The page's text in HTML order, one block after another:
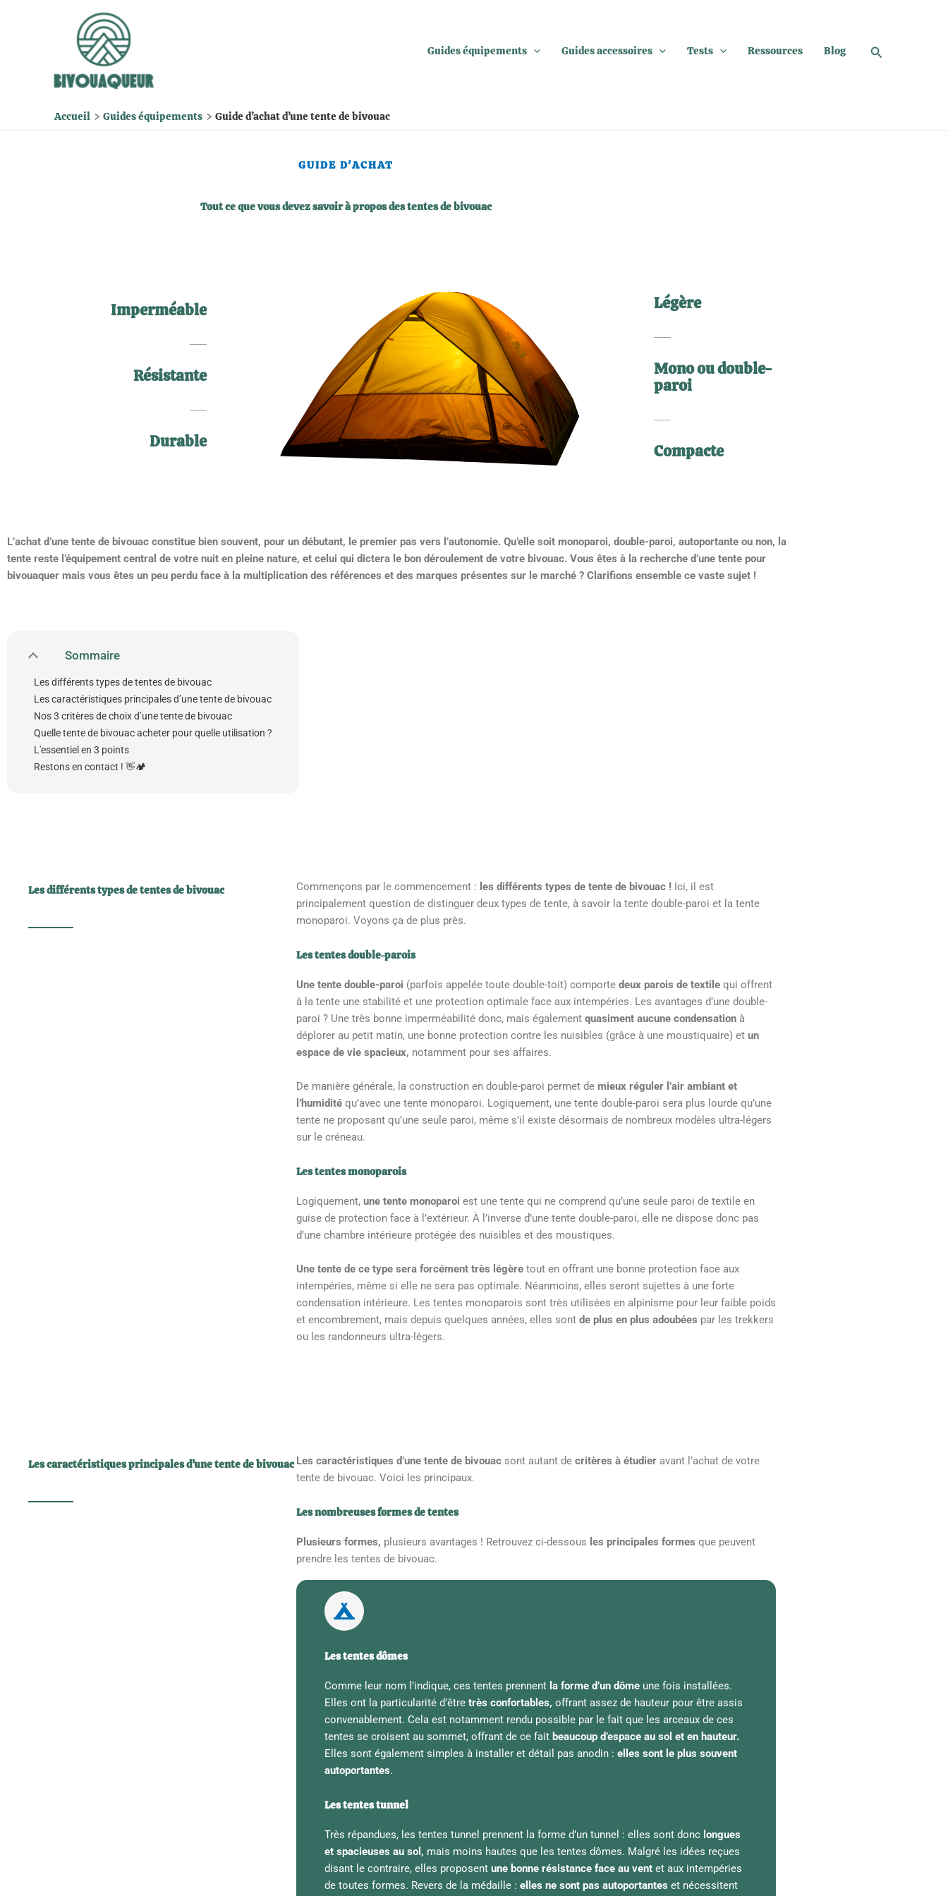
Guides équipements Guides accessoires Tests Ressources Blog Rechercher
Accueil Guides équipements Guide d’achat d’une tente de bivouac
GUIDE D'ACHAT
Tout ce que vous devez savoir à propos des tentes de bivouac
Imperméable
Résistante
Durable
Légère
Mono ou double-
paroi
Compacte
L’achat d’une tente de bivouac constitue bien souvent, pour un débutant, le premier pas vers l’autonomie. Qu’elle soit monoparoi, double-paroi, autoportante ou non, la
tente reste l’équipement central de votre nuit en pleine nature, et celui qui dictera le bon déroulement de votre bivouac. Vous êtes à la recherche d’une tente pour
bivouaquer mais vous êtes un peu perdu face à la multiplication des références et des marques présentes sur le marché ? Clarifions ensemble ce vaste sujet !
Sommaire
Les différents types de tentes de bivouac
Les caractéristiques principales d’une tente de bivouac
Nos 3 critères de choix d’une tente de bivouac
Quelle tente de bivouac acheter pour quelle utilisation ?
L'essentiel en 3 points
Restons en contact ! 👋🏕️
Les différents types de tentes de bivouac Commençons par le commencement : les différents types de tente de bivouac !Ici, il est
principalement question de distinguer deux types de tente, à savoir la tente double-paroi et la tente
monoparoi. Voyons ça de plus près.
Les tentes double-parois
Une tente double-paroi (parfois appelée toute double-toit) comporte deux parois de textile qui offrent
à la tente une stabilité et une protection optimale face aux intempéries. Les avantages d’une double-
paroi ? Une très bonne imperméabilité donc, mais également quasiment aucune condensationà
déplorer au petit matin, une bonne protection contre les nuisibles (grâce à une moustiquaire) et un
espace de vie spacieux, notamment pour ses affaires.
De manière générale, la construction en double-paroi permet de mieux réguler l’air ambiant et
l’humidité qu’avec une tente monoparoi. Logiquement, une tente double-paroi sera plus lourde qu’une
tente ne proposant qu’une seule paroi, même s’il existe désormais de nombreux modèles ultra-légers
sur le créneau.
Les tentes monoparois
Logiquement, une tente monoparoi est une tente qui ne comprend qu’une seule paroi de textile en
guise de protection face à l’extérieur. À l’inverse d’une tente double-paroi, elle ne dispose donc pas
d’une chambre intérieure protégée des nuisibles et des moustiques.
Une tente de ce type sera forcément très légère tout en offrant une bonne protection face aux
intempéries, même si elle ne sera pas optimale. Néanmoins, elles seront sujettes à une forte
condensation intérieure. Les tentes monoparois sont très utilisées en alpinisme pour leur faible poids
et encombrement, mais depuis quelques années, elles sont de plus en plus adoubées par les trekkers
ou les randonneurs ultra-légers.
Les caractéristiques principales d’une tente de bivouac Les caractéristiques d’une tente de bivouacsont autant de critères à étudieravant l’achat de votre
tente de bivouac. Voici les principaux.
Les nombreuses formes de tentes
Plusieurs formes, plusieurs avantages ! Retrouvez ci-dessous les principales formes que peuvent
prendre les tentes de bivouac.
Les tentes dômes
Comme leur nom l’indique, ces tentes prennentla forme d’un dômeune fois installées.
Elles ont la particularité d’être très confortables, offrant assez de hauteur pour être assis
convenablement. Cela est notamment rendu possible par le fait que les arceaux de ces
tentes se croisent au sommet, offrant de ce fait beaucoup d’espace au sol et en hauteur.
Elles sont également simples à installer et détail pas anodin : elles sont le plus souvent
autoportantes.
Les tentes tunnel
Très répandues, les tentes tunnel prennent la forme d’un tunnel : elles sont donc longues
et spacieuses au sol, mais moins hautes que les tentes dômes. Malgré les idées reçues
disant le contraire, elles proposentune bonne résistance face au vent et aux intempéries
de toutes formes. Revers de la médaille : elles ne sont pas autoportantes et nécessitent